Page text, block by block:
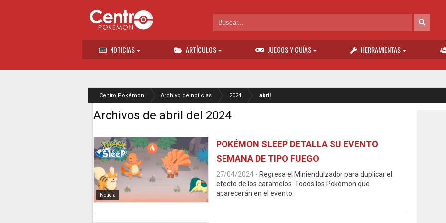
NOTICIAS ARTÍCULOS JUEGOS Y GUÍAS HERRAMIENTAS
Centro Pokémon Archivo de noticias 2024 abril
Archivos de abril del 2024
Noticia
POKÉMON SLEEP DETALLA SU EVENTO
SEMANA DE TIPO FUEGO
27/04/2024 - Regresa el Miniendulzador para duplicar el
efecto de los caramelos. Todos los Pokémon que
aparecerán en el evento.